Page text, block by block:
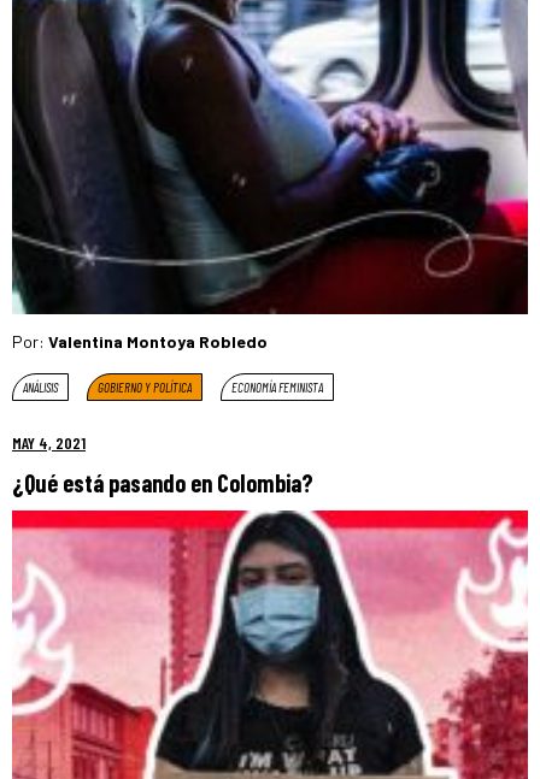
Por: Valentina Montoya Robledo
ANÁLISIS GOBIERNO Y POLÍTICA ECONOMÍA FEMINISTA
MAY 4, 2021
¿Qué está pasando en Colombia?